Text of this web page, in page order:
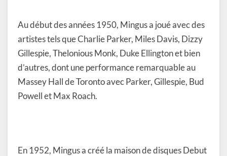
Au début des années 1950, Mingus a joué avec des
artistes tels que Charlie Parker, Miles Davis, Dizzy
Gillespie, Thelonious Monk, Duke Ellington et bien
d’autres, dont une performance remarquable au
Massey Hall de Toronto avec Parker, Gillespie, Bud
Powell et Max Roach.
En 1952, Mingus a créé la maison de disques Debut